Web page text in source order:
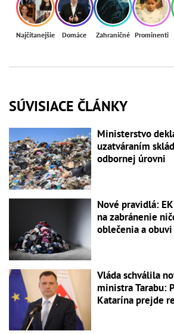
Najčítanejšie Domáce Zahraničné Prominenti
SÚVISIACE ČLÁNKY
Ministerstvo
uzatváraním
odbornej úrovni
Nové pravidlá:
na zabránenie
oblečenia a obuvi
Vláda schválila
ministra Tarabu:
Katarína prejde